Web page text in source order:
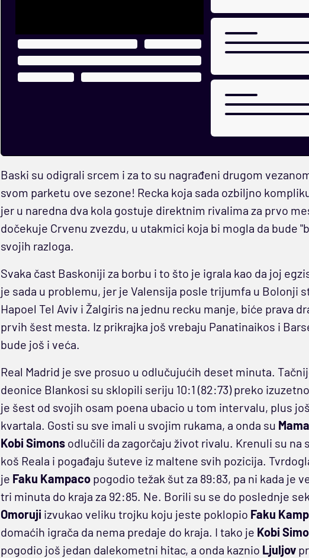
Baski su odigrali srcem i za to su nagrađeni drugom
svom parketu ove sezone! Recka koja sada ozbiljno
jer u naredna dva kola gostuje direktnim rivalima za prvo
dočekuje Crvenu zvezdu, u utakmici koja bi mogla da bude
svojih razloga.
Svaka čast Baskoniji za borbu i to što je igrala kao da joj
je sada u problemu, jer je Valensija posle trijumfa u Bolonji
Hapoel Tel Aviv i Žalgiris na jednu recku manje, biće prava
prvih šest mesta. Iz prikrajka još vrebaju Panatinaikos i
bude još i veća.
Real Madrid je sve prosuo u odlučujućih deset minuta.
deonice Blankosi su sklopili seriju 10:1 (82:73) preko
je šest od svojih osam poena ubacio u tom intervalu, plus
kvartala. Gosti su sve imali u svojim rukama, a onda su
Kobi Simonsodlučili da zagorčaju život rivalu. Krenuli su na
koš Reala i pogađaju šuteve iz maltene svih pozicija.
je Faku Kampacopogodio težak šut za 89:83, pa ni kada je
tri minuta do kraja za 92:85. Ne. Borili su se do poslednje
Omoruji izvukao veliku trojku koju jeste poklopio Faku
domaćih igrača da nema predaje do kraja. I tako je Kobi
pogodio još jedan dalekometni hitac, a onda kaznio Ljuljov